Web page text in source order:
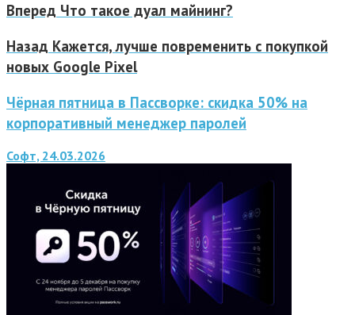
Вперед Что такое дуал майнинг?
Назад Кажется, лучше повременить с покупкой
новых Google Pixel
Чёрная пятница в Пассворке: скидка 50% на
корпоративный менеджер паролей
Софт, 24.03.2026